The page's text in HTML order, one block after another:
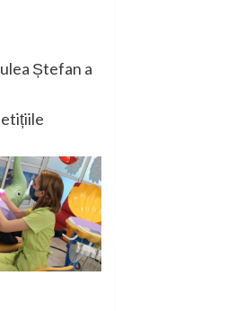
Ștefan a